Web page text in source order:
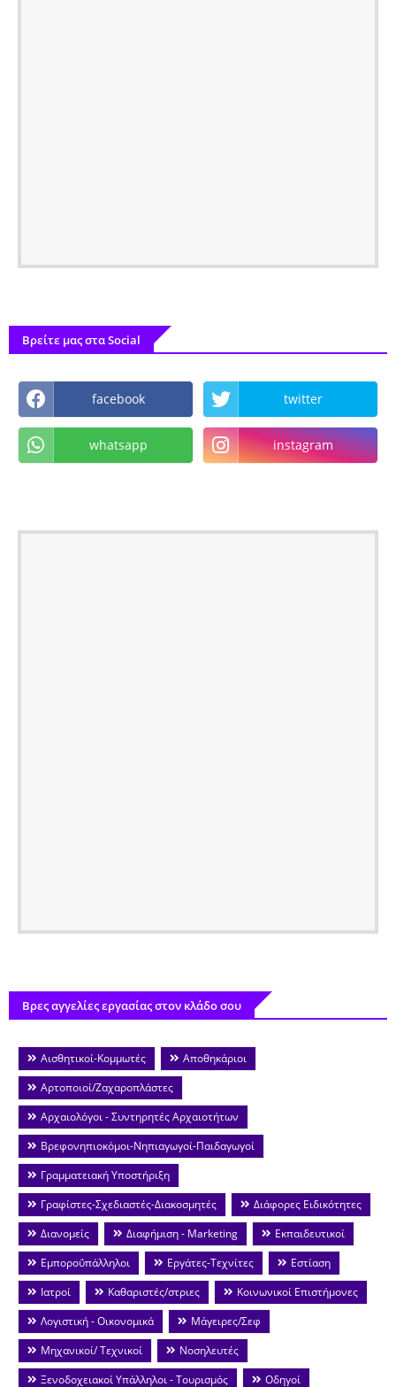
Βρείτε μας στα Social
facebook twitter
whatsapp instagram
Βρες αγγελίες εργασίας στον κλάδο σου
Αισθητικοί-Κομμωτές
Αποθηκάριοι
Αρτοποιοί/Ζαχαροπλάστες
Αρχαιολόγοι - Συντηρητές Αρχαιοτήτων
Βρεφονηπιοκόμοι-Νηπιαγωγοί-Παιδαγωγοί
Γραμματειακή Υποστήριξη
Γραφίστες-Σχεδιαστές-Διακοσμητές
Διάφορες Ειδικότητες
Διανομείς
Διαφήμιση - Marketing
Εκπαιδευτικοί
Εμποροΰπάλληλοι
Εργάτες-Τεχνίτες
Εστίαση
Ιατροί
Καθαριστές/στριες
Κοινωνικοί Επιστήμονες
Λογιστική - Οικονομικά
Μάγειρες/Σεφ
Μηχανικοί/ Τεχνικοί
Νοσηλευτές
Ξενοδοχειακοί Υπάλληλοι - Τουρισμός
Οδηγοί